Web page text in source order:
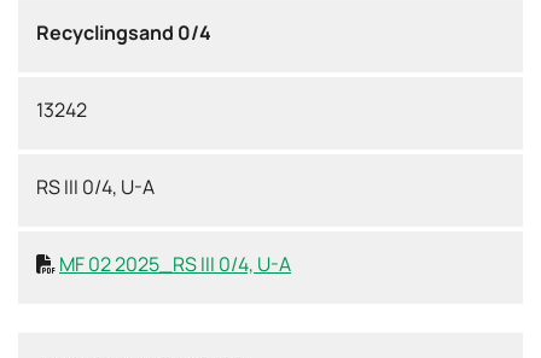
Recyclingsand 0/4
13242
RS III 0/4, U-A
 MF 02 2025_RS III 0/4, U-A